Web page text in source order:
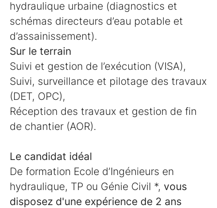
hydraulique urbaine (diagnostics et
schémas directeurs d’eau potable et
d’assainissement).
Sur le terrain
Suivi et gestion de l’exécution (VISA),
Suivi, surveillance et pilotage des travaux
(DET, OPC),
Réception des travaux et gestion de fin
de chantier (AOR).
Le candidat idéal
De formation Ecole d’Ingénieurs en
hydraulique, TP ou Génie Civil *, vous
disposez d'une expérience de 2 ans